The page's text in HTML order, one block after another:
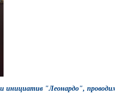
инициатив "Леонардо",